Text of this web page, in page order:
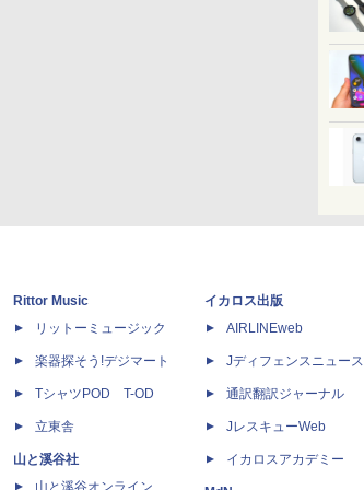
Rittor Music
リットーミュージック
楽器探そう!デジマート
TシャツPOD T-OD
立東舎
山と溪谷社
山と溪谷オンライン
イカロス出版
AIRLINEweb
Jディフェンスニュース
通訳翻訳ジャーナル
JレスキューWeb
イカロスアカデミー